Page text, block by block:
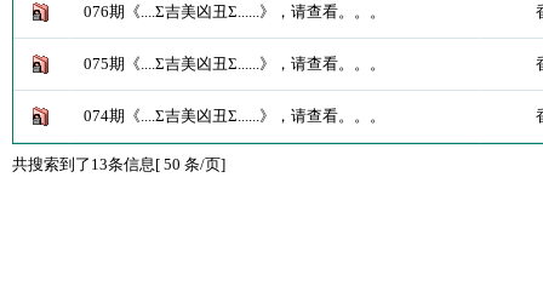
076期《....Σ吉美凶丑Σ......》，请查看。。。
075期《....Σ吉美凶丑Σ......》，请查看。。。
074期《....Σ吉美凶丑Σ......》，请查看。。。
共搜索到了13条信息[ 50 条/页]